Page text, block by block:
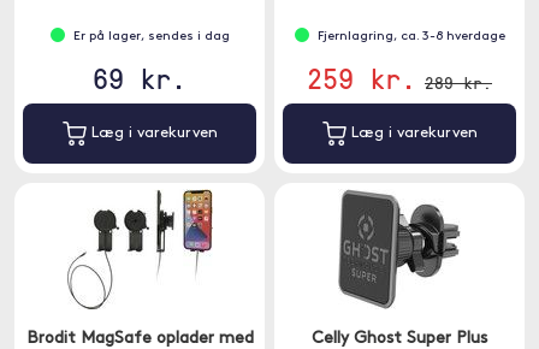
Er på lager, sendes i dag
69 kr.
Læg i varekurven
Fjernlagring, ca. 3-8 hverdage
259 kr. 289 kr.
Læg i varekurven
Brodit MagSafe oplader med
Celly Ghost Super Plus